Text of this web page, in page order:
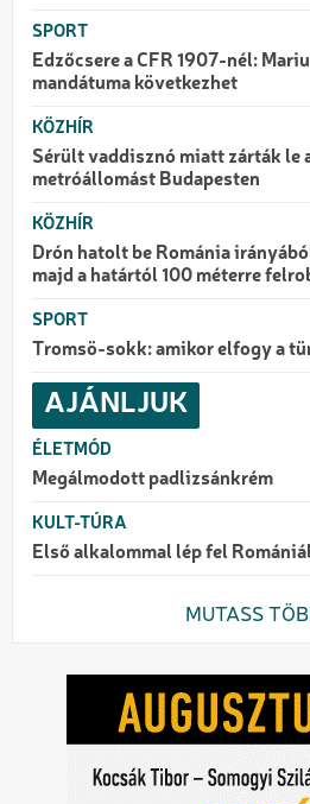
SPORT
Edzőcsere a CFR 1907-nél:
mandátuma következhet
KÖZHÍR
Sérült vaddisznó miatt zárták le
metróállomást Budapesten
KÖZHÍR
Drón hatolt be Románia
majd a határtól 100 méterre
SPORT
Tromsö-sokk: amikor elfogy a
AJÁNLJUK
ÉLETMÓD
Megálmodott padlizsánkrém
KULT-TÚRA
Első alkalommal lép fel
MUTASS